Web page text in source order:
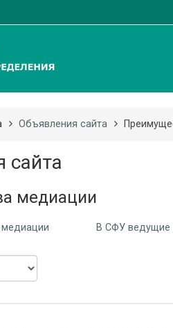
Объявления сайта
сайта
медиации
В СФУ ведущие